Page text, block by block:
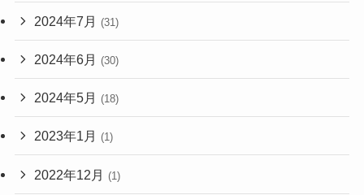
2024年7月 (31)
2024年6月 (30)
2024年5月 (18)
2023年1月 (1)
2022年12月 (1)